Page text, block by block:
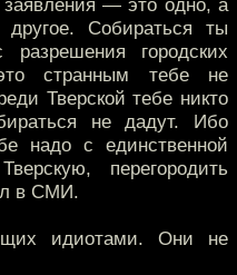
заявления — это одно, а
Собираться ты
городских
странным тебе не
Тверской тебе никто
не дадут. Ибо
надо с единственной
перегородить
в СМИ.
идиотами. Они не